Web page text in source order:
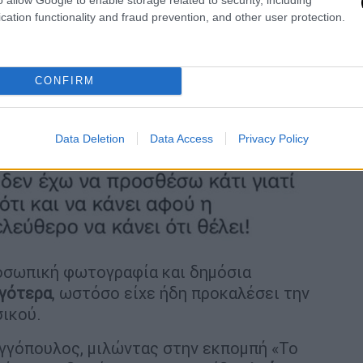
functionality and fraud prevention, and other user protection.
CONFIRM
Data Deletion Data Access Privacy Policy
φωτογραφία και δημόσια
, ωστόσο είχε ήδη προκαλέσει την
μιλώντας στην εκπομπή «Το